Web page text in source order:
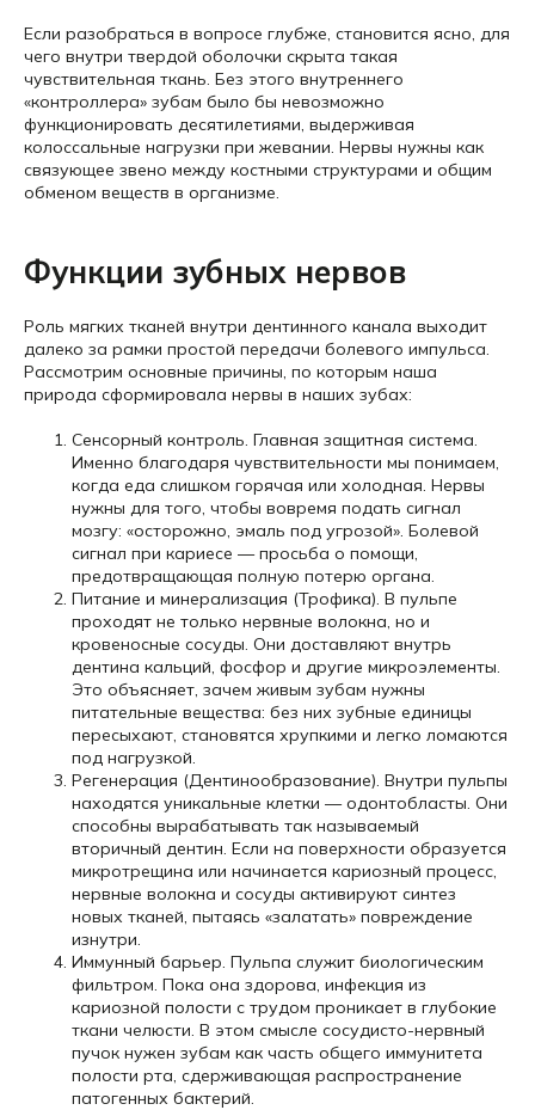
Если разобраться в вопросе глубже, становится ясно, для
чего внутри твердой оболочки скрыта такая
чувствительная ткань. Без этого внутреннего
«контроллера» зубам было бы невозможно
функционировать десятилетиями, выдерживая
колоссальные нагрузки при жевании. Нервы нужны как
связующее звено между костными структурами и общим
обменом веществ в организме.
Функции зубных нервов
Роль мягких тканей внутри дентинного канала выходит
далеко за рамки простой передачи болевого импульса.
Рассмотрим основные причины, по которым наша
природа сформировала нервы в наших зубах:
Сенсорный контроль. Главная защитная система.
Именно благодаря чувствительности мы понимаем,
когда еда слишком горячая или холодная. Нервы
нужны для того, чтобы вовремя подать сигнал
мозгу: «осторожно, эмаль под угрозой». Болевой
сигнал при кариесе — просьба о помощи,
предотвращающая полную потерю органа.
Питание и минерализация (Трофика). В пульпе
проходят не только нервные волокна, но и
кровеносные сосуды. Они доставляют внутрь
дентина кальций, фосфор и другие микроэлементы.
Это объясняет, зачем живым зубам нужны
питательные вещества: без них зубные единицы
пересыхают, становятся хрупкими и легко ломаются
под нагрузкой.
Регенерация (Дентинообразование). Внутри пульпы
находятся уникальные клетки — одонтобласты. Они
способны вырабатывать так называемый
вторичный дентин. Если на поверхности образуется
микротрещина или начинается кариозный процесс,
нервные волокна и сосуды активируют синтез
новых тканей, пытаясь «залатать» повреждение
изнутри.
Иммунный барьер. Пульпа служит биологическим
фильтром. Пока она здорова, инфекция из
кариозной полости с трудом проникает в глубокие
ткани челюсти. В этом смысле сосудисто-нервный
пучок нужен зубам как часть общего иммунитета
полости рта, сдерживающая распространение
патогенных бактерий.